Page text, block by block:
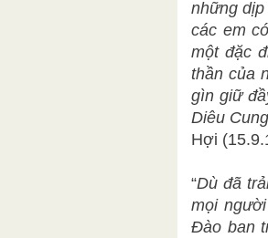
những
các em
một đặc
thần của
gìn giữ
Diêu
Hợi
“Dù đã
mọi
Đào ban